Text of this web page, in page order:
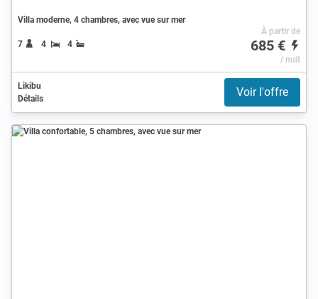
Villa moderne, 4 chambres, avec vue sur mer
7 4 4
À partir de
685 €
/ nuit
Likibu
Détails
Voir l'offre